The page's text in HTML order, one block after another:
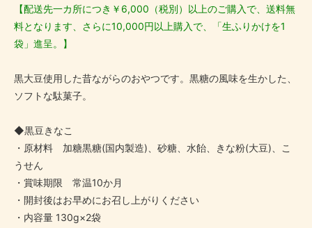
【配送先一カ所につき￥6,000（税別）以上のご購入で、送料無
料となります、さらに10,000円以上購入で、「生ふりかけを1
袋」進呈。】
黒大豆使用した昔ながらのおやつです。黒糖の風味を生かした、
ソフトな駄菓子。
◆黒豆きなこ
・原材料 加糖黒糖(国内製造)、砂糖、水飴、きな粉(大豆)、こ
うせん
・賞味期限 常温10か月
・開封後はお早めにお召し上がりください
・内容量 130g×2袋